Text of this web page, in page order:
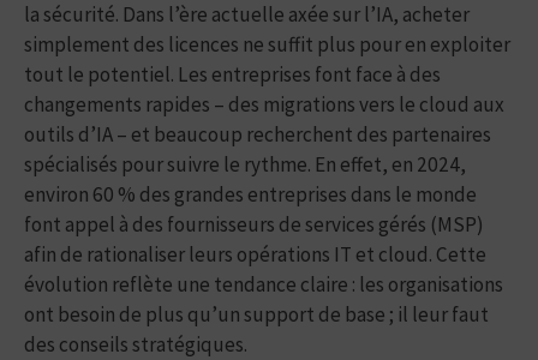
la sécurité. Dans l’ère actuelle axée sur l’IA, acheter
simplement des licences ne suffit plus pour en exploiter
tout le potentiel. Les entreprises font face à des
changements rapides – des migrations vers le cloud aux
outils d’IA – et beaucoup recherchent des partenaires
spécialisés pour suivre le rythme. En effet, en 2024,
environ 60 % des grandes entreprises dans le monde
font appel à des fournisseurs de services gérés (MSP)
afin de rationaliser leurs opérations IT et cloud. Cette
évolution reflète une tendance claire : les organisations
ont besoin de plus qu’un support de base ; il leur faut
des conseils stratégiques.